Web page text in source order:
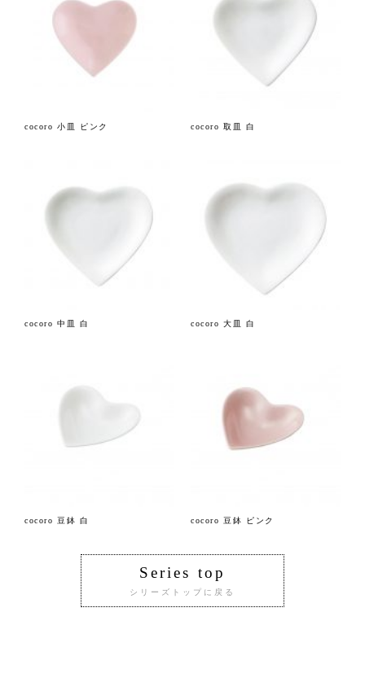
cocoro 小皿 ピンク cocoro 取皿 白
cocoro 中皿 白 cocoro 大皿 白
cocoro 豆鉢 白 cocoro 豆鉢 ピンク
Series top
シリーズトップに戻る